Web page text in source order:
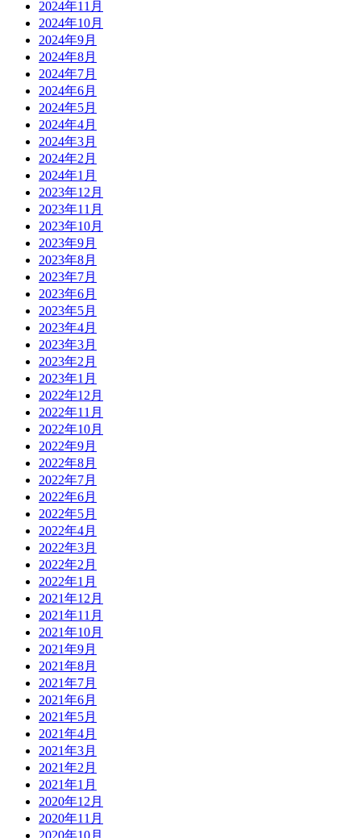
2024年11月
2024年10月
2024年9月
2024年8月
2024年7月
2024年6月
2024年5月
2024年4月
2024年3月
2024年2月
2024年1月
2023年12月
2023年11月
2023年10月
2023年9月
2023年8月
2023年7月
2023年6月
2023年5月
2023年4月
2023年3月
2023年2月
2023年1月
2022年12月
2022年11月
2022年10月
2022年9月
2022年8月
2022年7月
2022年6月
2022年5月
2022年4月
2022年3月
2022年2月
2022年1月
2021年12月
2021年11月
2021年10月
2021年9月
2021年8月
2021年7月
2021年6月
2021年5月
2021年4月
2021年3月
2021年2月
2021年1月
2020年12月
2020年11月